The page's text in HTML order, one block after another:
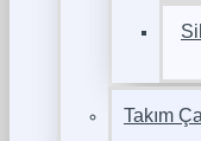
Takım